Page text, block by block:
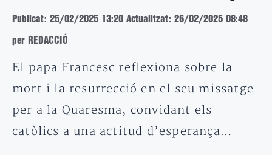
Publicat: 25/02/2025 13:20 Actualitzat: 26/02/2025 08:48
per REDACCIÓ
El papa Francesc reflexiona sobre la
mort i la resurrecció en el seu missatge
per a la Quaresma, convidant els
catòlics a una actitud d’esperança…